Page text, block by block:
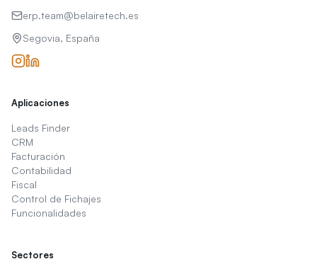
erp.team@belairetech.es
Segovia, España
Aplicaciones
Leads Finder
CRM
Facturación
Contabilidad
Fiscal
Control de Fichajes
Funcionalidades
Sectores